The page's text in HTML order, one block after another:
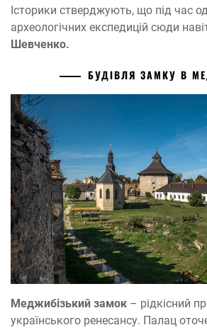
Історики стверджують, що під час
археологічних експедицій сюди
Шевченко.
БУДІВЛЯ ЗАМКУ В
Меджибізький замок – рідкісний
українського ренесансу. Палац